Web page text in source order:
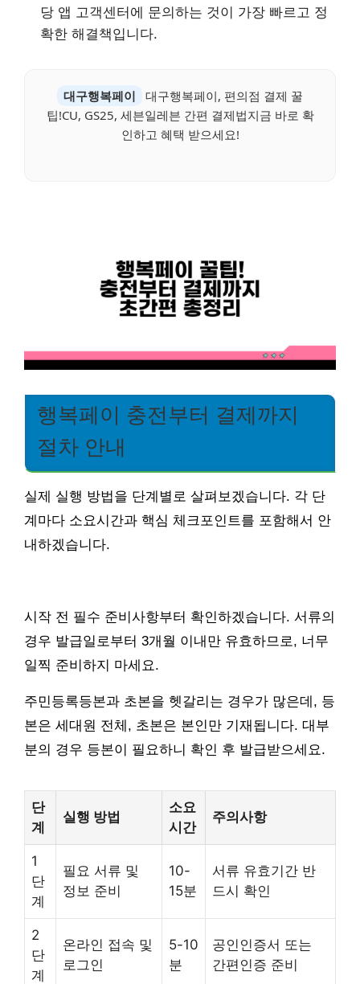
당 앱 고객센터에 문의하는 것이 가장 빠르고 정
확한 해결책입니다.
대구행복페이
대구행복페이, 편의점 결제 꿀
팁!CU, GS25, 세븐일레븐 간편 결제법지금 바로 확
인하고 혜택 받으세요!
행복페이 충전부터 결제까지
절차 안내
실제 실행 방법을 단계별로 살펴보겠습니다. 각 단
계마다 소요시간과 핵심 체크포인트를 포함해서 안
내하겠습니다.
시작 전 필수 준비사항부터 확인하겠습니다. 서류의
경우 발급일로부터 3개월 이내만 유효하므로, 너무
일찍 준비하지 마세요.
주민등록등본과 초본을 헷갈리는 경우가 많은데, 등
본은 세대원 전체, 초본은 본인만 기재됩니다. 대부
분의 경우 등본이 필요하니 확인 후 발급받으세요.
단
계
실행 방법
소요
시간
주의사항
1
단
계
필요 서류 및
정보 준비
10-
15분
서류 유효기간 반
드시 확인
2
단
계
온라인 접속 및
로그인
5-10
분
공인인증서 또는
간편인증 준비